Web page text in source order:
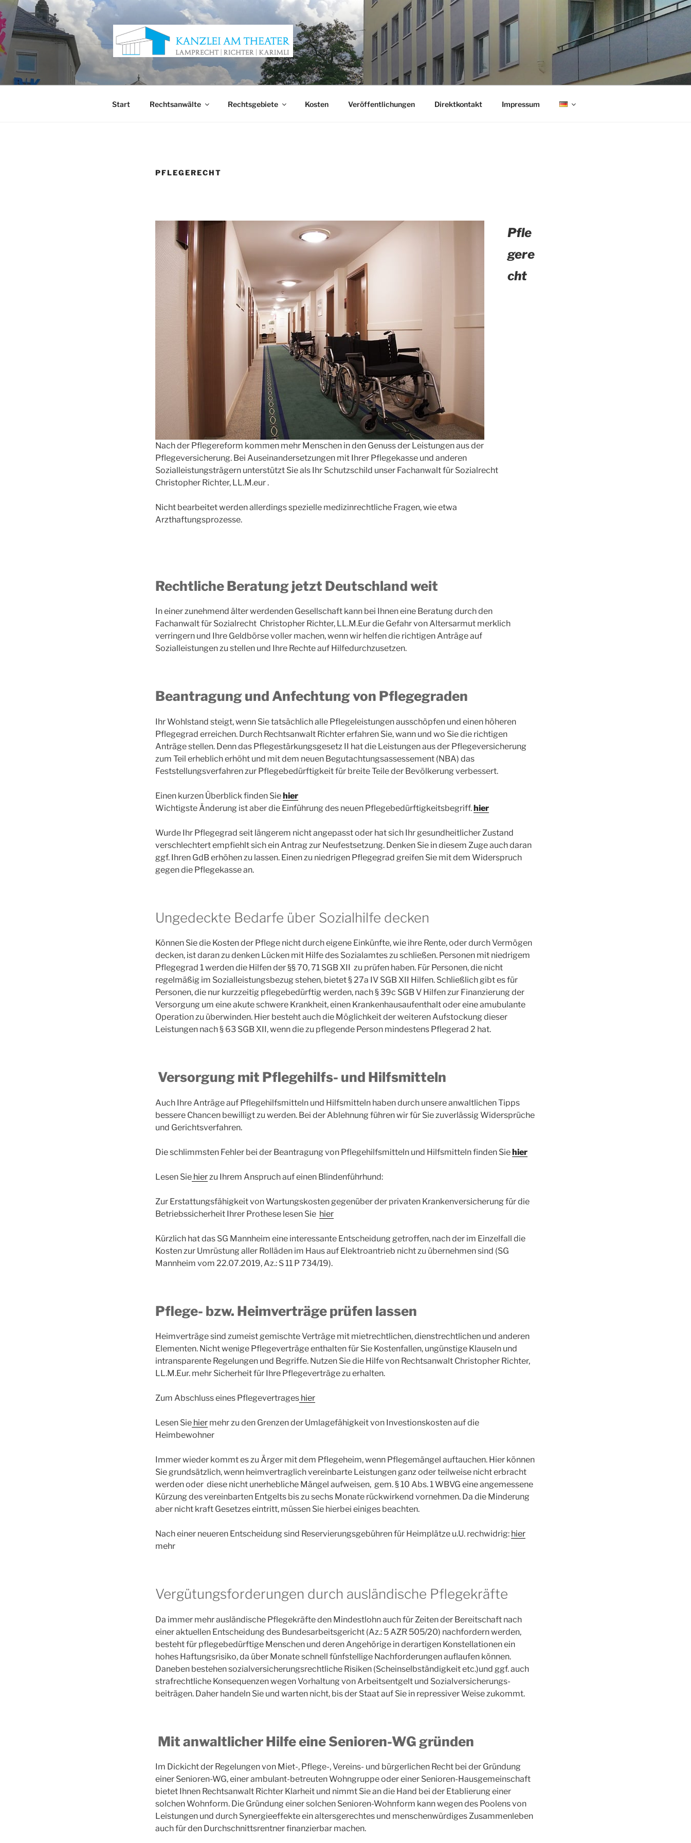
Inhalt
springen
KANZLEI AM THEATER
Anwaltskanzlei Würzburg
Start Rechtsanwälte Rechtsgebiete Kosten Veröffentlichungen Direktkontakt Impressum
PFLEGERECHT
Pfle
gere
cht
Nach der Pflegereform kommen mehr Menschen in den Genuss der Leistungen aus der
Pflegeversicherung. Bei Auseinandersetzungen mit Ihrer Pflegekasse und anderen
Sozialleistungsträgern unterstützt Sie als Ihr Schutzschild unser Fachanwalt für Sozialrecht
Christopher Richter, LL.M.eur .
Nicht bearbeitet werden allerdings spezielle medizinrechtliche Fragen, wie etwa
Arzthaftungsprozesse.
Rechtliche Beratung jetzt Deutschland weit
In einer zunehmend älter werdenden Gesellschaft kann bei Ihnen eine Beratung durch den
Fachanwalt für Sozialrecht Christopher Richter, LL.M.Eur die Gefahr von Altersarmut merklich
verringern und Ihre Geldbörse voller machen, wenn wir helfen die richtigen Anträge auf
Sozialleistungen zu stellen und Ihre Rechte auf Hilfedurchzusetzen.
Beantragung und Anfechtung von Pflegegraden
Ihr Wohlstand steigt, wenn Sie tatsächlich alle Pflegeleistungen ausschöpfen und einen höheren
Pflegegrad erreichen. Durch Rechtsanwalt Richter erfahren Sie, wann und wo Sie die richtigen
Anträge stellen. Denn das Pflegestärkungsgesetz II hat die Leistungen aus der Pflegeversicherung
zum Teil erheblich erhöht und mit dem neuen Begutachtungsassessement (NBA) das
Feststellungsverfahren zur Pflegebedürftigkeit für breite Teile der Bevölkerung verbessert.
Einen kurzen Überblick finden Siehier
Wichtigste Änderung ist aber die Einführung des neuen Pflegebedürftigkeitsbegriff.hier
Wurde Ihr Pflegegrad seit längerem nicht angepasst oder hat sich Ihr gesundheitlicher Zustand
verschlechtert empfiehlt sich ein Antrag zur Neufestsetzung. Denken Sie in diesem Zuge auch daran
ggf. Ihren GdB erhöhen zu lassen. Einen zu niedrigen Pflegegrad greifen Sie mit dem Widerspruch
gegen die Pflegekasse an.
Ungedeckte Bedarfe über Sozialhilfe decken
Können Sie die Kosten der Pflege nicht durch eigene Einkünfte, wie ihre Rente, oder durch Vermögen
decken, ist daran zu denken Lücken mit Hilfe des Sozialamtes zu schließen. Personen mit niedrigem
Pflegegrad 1 werden die Hilfen der §§ 70, 71 SGB XII zu prüfen haben. Für Personen, die nicht
regelmäßig im Sozialleistungsbezug stehen, bietet § 27a IV SGB XII Hilfen. Schließlich gibt es für
Personen, die nur kurzzeitig pflegebedürftig werden, nach § 39c SGB V Hilfen zur Finanzierung der
Versorgung um eine akute schwere Krankheit, einen Krankenhausaufenthalt oder eine amubulante
Operation zu überwinden. Hier besteht auch die Möglichkeit der weiteren Aufstockung dieser
Leistungen nach § 63 SGB XII, wenn die zu pflegende Person mindestens Pflegerad 2 hat.
Versorgung mit Pflegehilfs- und Hilfsmitteln
Auch Ihre Anträge auf Pflegehilfsmitteln und Hilfsmitteln haben durch unsere anwaltlichen Tipps
bessere Chancen bewilligt zu werden. Bei der Ablehnung führen wir für Sie zuverlässig Widersprüche
und Gerichtsverfahren.
Die schlimmsten Fehler bei der Beantragung von Pflegehilfsmitteln und Hilfsmitteln finden Siehier
Lesen Sie hierzu Ihrem Anspruch auf einen Blindenführhund:
Zur Erstattungsfähigkeit von Wartungskosten gegenüber der privaten Krankenversicherung für die
Betriebssicherheit Ihrer Prothese lesen Sie hier
Kürzlich hat das SG Mannheim eine interessante Entscheidung getroffen, nach der im Einzelfall die
Kosten zur Umrüstung aller Rolläden im Haus auf Elektroantrieb nicht zu übernehmen sind (SG
Mannheim vom 22.07.2019, Az.: S 11 P 734/19).
Pflege- bzw. Heimverträge prüfen lassen
Heimverträge sind zumeist gemischte Verträge mit mietrechtlichen, dienstrechtlichen und anderen
Elementen. Nicht wenige Pflegeverträge enthalten für Sie Kostenfallen, ungünstige Klauseln und
intransparente Regelungen und Begriffe. Nutzen Sie die Hilfe von Rechtsanwalt Christopher Richter,
LL.M.Eur. mehr Sicherheit für Ihre Pflegeverträge zu erhalten.
Zum Abschluss eines Pflegevertrages hier
Lesen Sie hier mehr zu den Grenzen der Umlagefähigkeit von Investionskosten auf die
Heimbewohner
Immer wieder kommt es zu Ärger mit dem Pflegeheim, wenn Pflegemängel auftauchen. Hier können
Sie grundsätzlich, wenn heimvertraglich vereinbarte Leistungen ganz oder teilweise nicht erbracht
werden oder diese nicht unerhebliche Mängel aufweisen, gem. § 10 Abs. 1 WBVG eine angemessene
Kürzung des vereinbarten Entgelts bis zu sechs Monate rückwirkend vornehmen. Da die Minderung
aber nicht kraft Gesetzes eintritt, müssen Sie hierbei einiges beachten.
Nach einer neueren Entscheidung sind Reservierungsgebühren für Heimplätze u.U. rechwidrig: hier
mehr
Vergütungsforderungen durch ausländische Pflegekräfte
Da immer mehr ausländische Pflegekräfte den Mindestlohn auch für Zeiten der Bereitschaft nach
einer aktuellen Entscheidung des Bundesarbeitsgericht (Az.: 5 AZR 505/20) nachfordern werden,
besteht für pflegebedürftige Menschen und deren Angehörige in derartigen Konstellationen ein
hohes Haftungsrisiko, da über Monate schnell fünfstellige Nachforderungen auflaufen können.
Daneben bestehen sozialversicherungsrechtliche Risiken (Scheinselbständigkeit etc.)und ggf. auch
strafrechtliche Konsequenzen wegen Vorhaltung von Arbeitsentgelt und Sozialversicherungs-
beiträgen. Daher handeln Sie und warten nicht, bis der Staat auf Sie in repressiver Weise zukommt.
Mit anwaltlicher Hilfe eine Senioren-WG gründen
Im Dickicht der Regelungen von Miet-, Pflege-, Vereins- und bürgerlichen Recht bei der Gründung
einer Senioren-WG, einer ambulant-betreuten Wohngruppe oder einer Senioren-Hausgemeinschaft
bietet Ihnen Rechtsanwalt Richter Klarheit und nimmt Sie an die Hand bei der Etablierung einer
solchen Wohnform. Die Gründung einer solchen Senioren-Wohnform kann wegen des Poolens von
Leistungen und durch Synergieeffekte ein altersgerechtes und menschenwürdiges Zusammenleben
auch für den Durchschnittsrentner finanzierbar machen.